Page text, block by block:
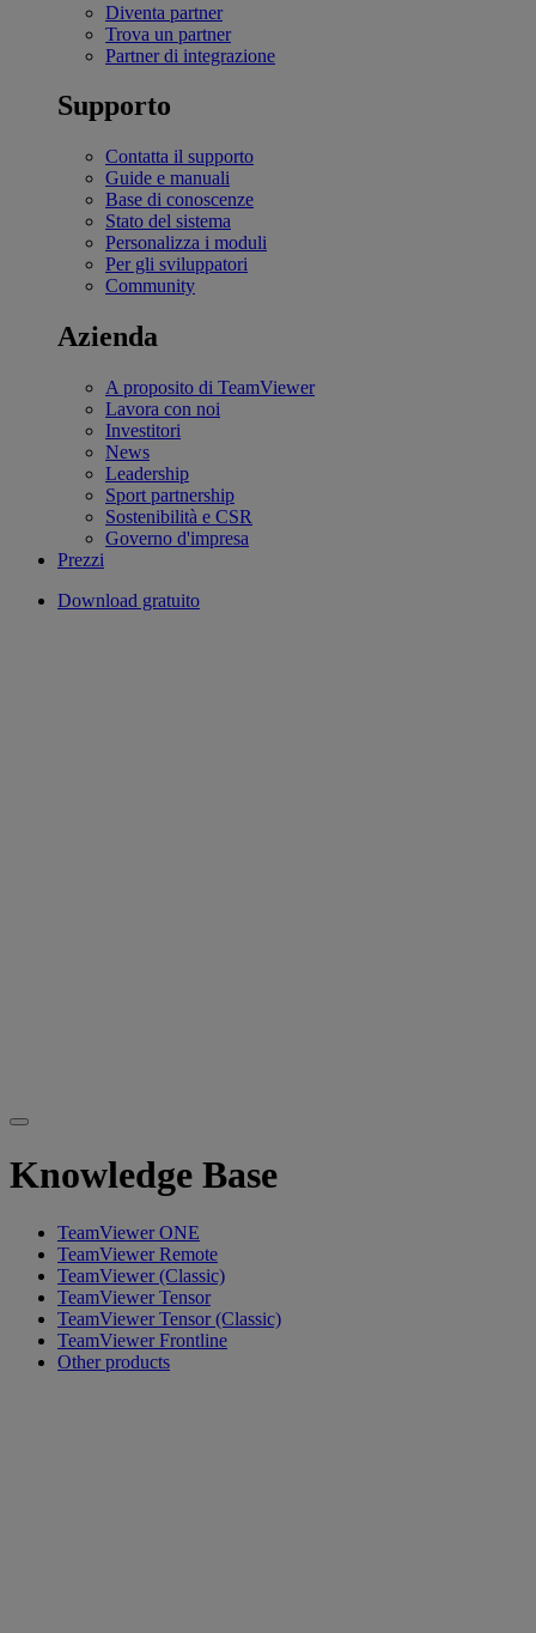
Diventa partner
Trova un partner
Partner di integrazione
Supporto
Contatta il supporto
Guide e manuali
Base di conoscenze
Stato del sistema
Personalizza i moduli
Per gli sviluppatori
Community
Azienda
A proposito di TeamViewer
Lavora con noi
Investitori
News
Leadership
Sport partnership
Sostenibilità e CSR
Governo d'impresa
Prezzi
Download gratuito
Knowledge Base
TeamViewer ONE
TeamViewer Remote
TeamViewer (Classic)
TeamViewer Tensor
TeamViewer Tensor (Classic)
TeamViewer Frontline
Other products